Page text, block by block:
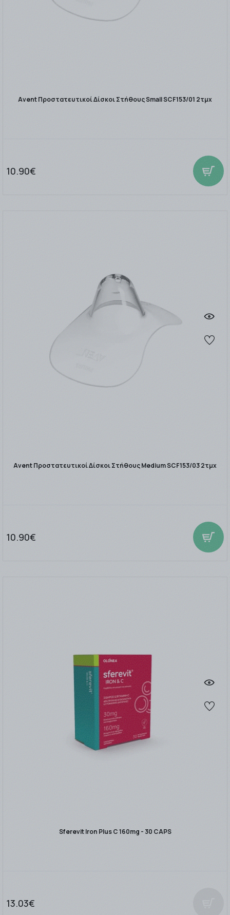
Avent Προστατευτικοί Δίσκοι Στήθους Small SCF153/01 2τμχ
10.90€
Avent Προστατευτικοί Δίσκοι Στήθους Medium SCF153/03 2τμχ
10.90€
Sferevit Iron Plus C 160mg - 30 CAPS
13.03€